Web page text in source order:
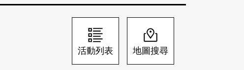
活動列表 地圖搜尋